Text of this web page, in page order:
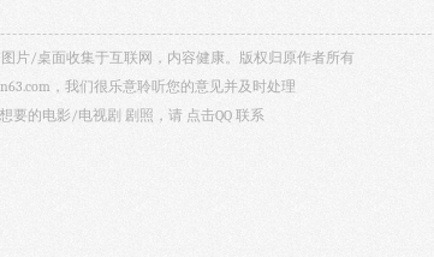
片/桌面收集于互联网，内容健康。版权归原作者所有
，我们很乐意聆听您的意见并及时处理
要的电影/电视剧 剧照，请 点击QQ 联系